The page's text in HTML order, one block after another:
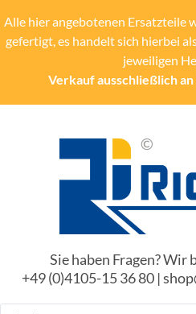
Alle hier angebotenen Ersatzteile
gefertigt, es handelt sich hierbei
jeweiligen
Verkauf ausschließlich
Sie haben Fragen? Wir
+49 (0)4105-15 36 80 |